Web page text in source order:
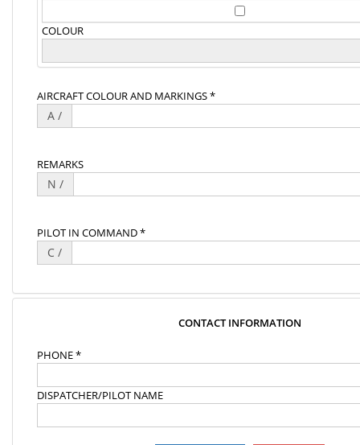
COLOUR
AIRCRAFT COLOUR AND MARKINGS *
A /
REMARKS
N /
PILOT IN COMMAND *
C /
CONTACT INFORMATION
PHONE *
DISPATCHER/PILOT NAME